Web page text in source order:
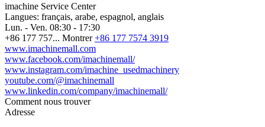
imachine Service Center
Langues: français, arabe, espagnol, anglais
Lun. - Ven. 08:30 - 17:30
+86 177 757... Montrer+86 177 7574 3919
www.imachinemall.com
www.facebook.com/imachinemall/
www.instagram.com/imachine_usedmachinery
youtube.com/@imachinemall
www.linkedin.com/company/imachinemall/
Comment nous trouver
Adresse